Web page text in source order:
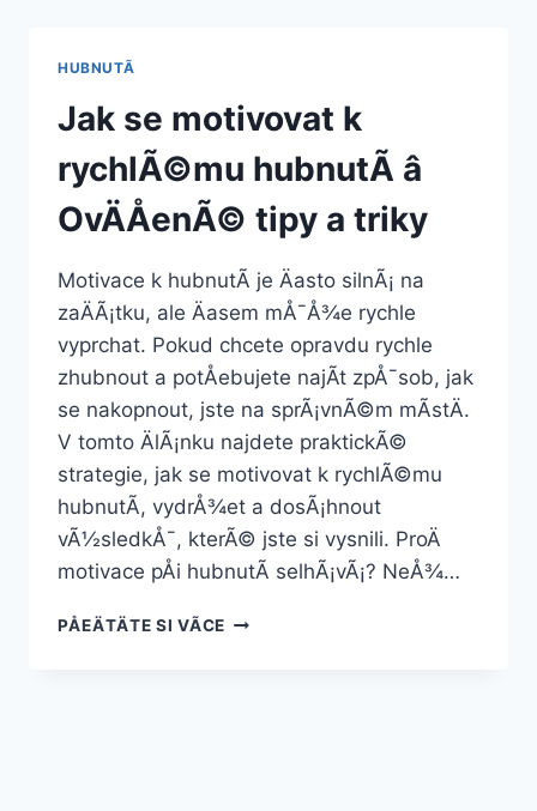
HUBNUTÃ­
Jak se motivovat k
rychlÃ©mu hubnutÃ­ â
OvÄÅenÃ© tipy a triky
Motivace k hubnutÃ­ je Äasto silnÃ¡ na
zaÄÃ¡tku, ale Äasem mÅ¯Å¾e rychle
vyprchat. Pokud chcete opravdu rychle
zhubnout a potÅebujete najÃ­t zpÅ¯sob, jak
se nakopnout, jste na sprÃ¡vnÃ©m mÃ­stÄ.
V tomto ÄlÃ¡nku najdete praktickÃ©
strategie, jak se motivovat k rychlÃ©mu
hubnutÃ­, vydrÅ¾et a dosÃ¡hnout
vÃ½sledkÅ¯, kterÃ© jste si vysnili. ProÄ
motivace pÅi hubnutÃ­ selhÃ¡vÃ¡? NeÅ¾…
PÅEÄTÄTE SI VÃ­CEJAK